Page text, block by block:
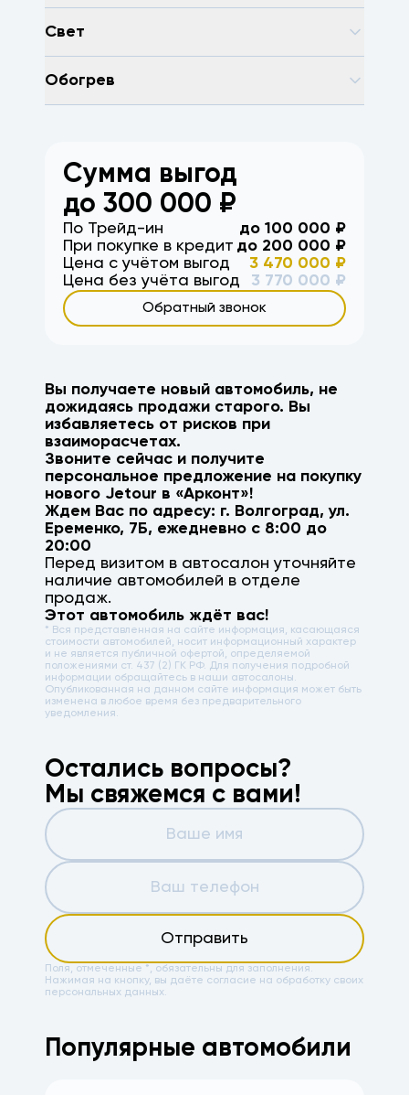
Свет
Обогрев
Сумма выгод
до 300 000 ₽
По Трейд-ин до 100 000 ₽
При покупке в кредит до 200 000 ₽
Цена с учётом выгод
3 470 000 ₽
Цена без учёта выгод
3 770 000 ₽
Обратный звонок
Вы получаете новый автомобиль, не
дожидаясь продажи старого. Вы
избавляетесь от рисков при
взаиморасчетах.
Звоните сейчас и получите
персональное предложение на покупку
нового Jetour в «Арконт»!
Ждем Вас по адресу: г. Волгоград,ул.
Еременко, 7Б, ежедневно с 8:00 до
20:00
Перед визитом в автосалон уточняйте
наличие автомобилей в отделе
продаж.
Этот автомобиль ждёт вас!
* Вся представленная на сайте информация, касающаяся
стоимости автомобилей, носит информационный характер
и не является публичной офертой, определяемой
положениями ст. 437 (2) ГК РФ. Для получения подробной
информации обращайтесь в наши автосалоны.
Опубликованная на данном сайте информация может быть
изменена в любое время без предварительного
уведомления.
Остались вопросы?
Мы свяжемся с вами!
Отправить
Поля, отмеченные *, обязательны для заполнения.
Нажимая на кнопку, вы даёте согласие на обработку своих
персональных данных.
Популярные автомобили